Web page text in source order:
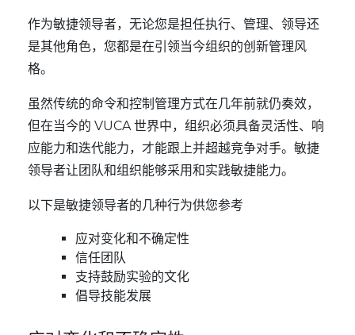
作为敏捷领导者，无论您是担任执行、管理、领导还
是其他角色，您都是在引领当今组织的创新管理风
格。
虽然传统的命令和控制管理方式在几年前就仍奏效，
但在当今的 VUCA 世界中，组织必须具备灵活性、响
应能力和迭代能力，才能跟上并超越竞争对手。敏捷
领导者让团队和组织能够采用和实践敏捷能力。
以下是敏捷领导者的几种行为供您参考
应对变化和不确定性
信任团队
支持鼓励实验的文化
倡导技能发展